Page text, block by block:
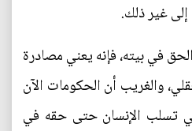
إلى غير ذلك.
في بيته، فإنه يعني مصادرة
والغريب أن الحكومات الآن
تسلب الإنسان حتى حقه في